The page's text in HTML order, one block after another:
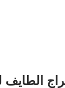
الطايف